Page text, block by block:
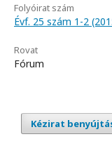
Folyóirat szám
Évf. 25 szám 1-2
Rovat
Fórum
Kézirat